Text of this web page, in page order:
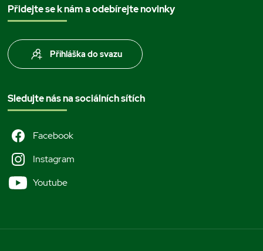
Přidejte se k nám a odebírejte novinky
Přihláška do svazu
Sledujte nás na sociálních sítích
Facebook
Instagram
Youtube